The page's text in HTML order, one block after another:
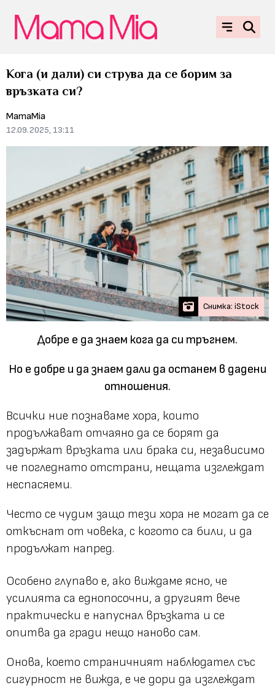
Кога (и дали) си струва да се борим за
връзката си?
MamaMia
12.09.2025, 13:11
Снимка: iStock
Добре е да знаем кога да си тръгнем.
Но е добре и да знаем дали да останем в дадени
отношения.
Всички ние познаваме хора, които
продължават отчаяно да се борят да
задържат връзката или брака си, независимо
че погледнато отстрани, нещата изглеждат
неспасяеми.
Често се чудим защо тези хора не могат да се
откъснат от човека, с когото са били, и да
продължат напред.
Особено глупаво е, ако виждаме ясно, че
усилията са еднопосочни, а другият вече
практически е напуснал връзката и се
опитва да гради нещо наново сам.
Онова, което страничният наблюдател със
сигурност не вижда, е че дори да изглеждат